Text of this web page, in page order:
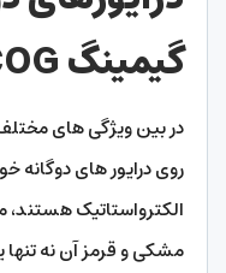
گیمینگ XPG PRECOG
روی درایور های دوگانه
الکترواستاتیک هستند،
مشکی و قرمز آن نه تنها